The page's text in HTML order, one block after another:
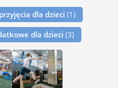
dla dzieci (1)
dla dzieci (3)